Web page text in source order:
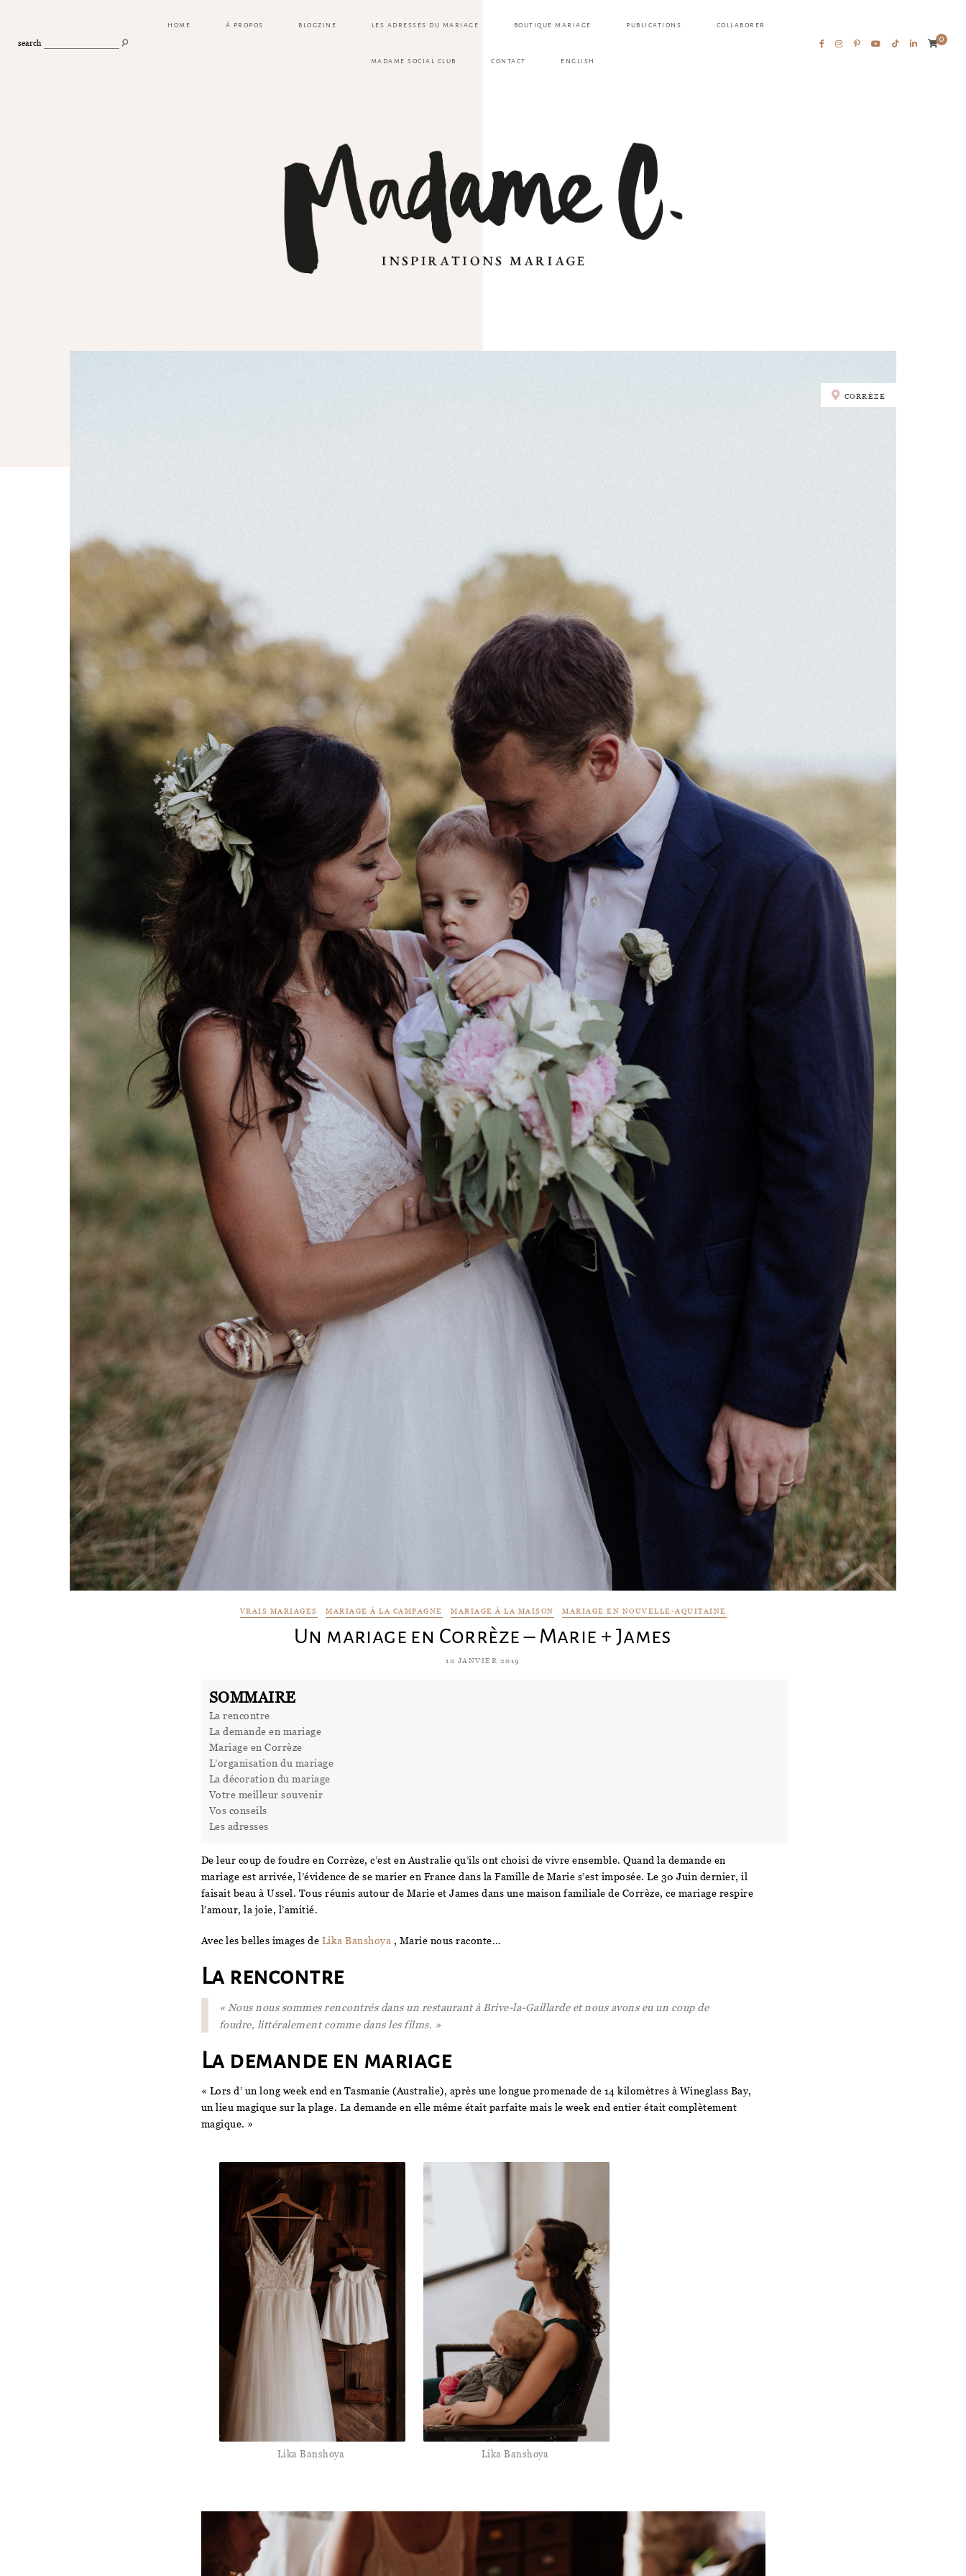
search
HOME À PROPOS BLOGZINE LES ADRESSES DU MARIAGE BOUTIQUE MARIAGE PUBLICATIONS COLLABORER
MADAME SOCIAL CLUB CONTACT ENGLISH
0
CORRÈZE
VRAIS MARIAGES MARIAGE À LA CAMPAGNE MARIAGE À LA MAISON MARIAGE EN NOUVELLE-AQUITAINE
Un mariage en Corrèze – Marie + James
10 JANVIER 2019
SOMMAIRE
La rencontre
La demande en mariage
Mariage en Corrèze
L’organisation du mariage
La décoration du mariage
Votre meilleur souvenir
Vos conseils
Les adresses
De leur coup de foudre en Corrèze, c’est en Australie qu’ils ont choisi de vivre ensemble. Quand la demande en
mariage est arrivée, l’évidence de se marier en France dans la Famille de Marie s’est imposée. Le 30 Juin dernier, il
faisait beau à Ussel. Tous réunis autour de Marie et James dans une maison familiale de Corrèze, ce mariage respire
l’amour, la joie, l’amitié.
Avec les belles images de Lika Banshoya , Marie nous raconte…
La rencontre
« Nous nous sommes rencontrés dans un restaurant à Brive-la-Gaillarde et nous avons eu un coup de
foudre, littéralement comme dans les films. »
La demande en mariage
« Lors d’ un long week end en Tasmanie (Australie), après une longue promenade de 14 kilomètres à Wineglass Bay,
un lieu magique sur la plage. La demande en elle même était parfaite mais le week end entier était complètement
magique. »
Lika Banshoya Lika Banshoya